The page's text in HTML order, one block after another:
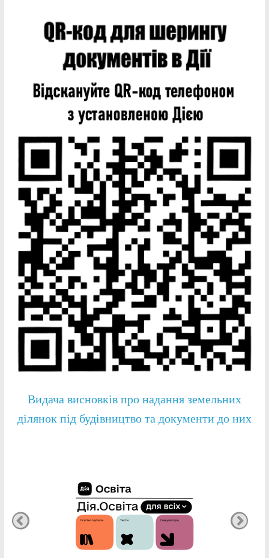
Видача висновків про надання земельних
ділянок під будівництво та документи до них